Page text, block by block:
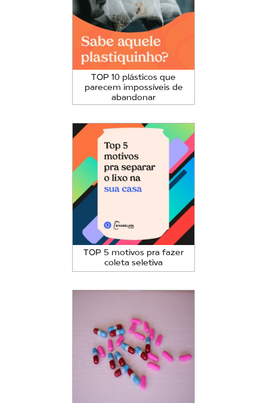
TOP 10 plásticos que
parecem impossíveis de
abandonar
TOP 5 motivos pra fazer
coleta seletiva